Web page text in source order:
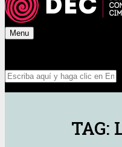
Menu
TAG: